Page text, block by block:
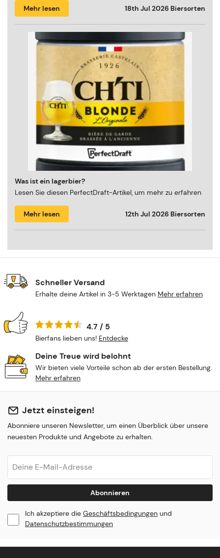
Mehr lesen 18th Jul 2026 Biersorten
Was ist ein lagerbier?
Lesen Sie diesen PerfectDraft-Artikel, um mehr zu erfahren
Mehr lesen 12th Jul 2026 Biersorten
Schneller Versand
Erhalte deine Artikel in 3-5 Werktagen Mehr erfahren
4.7 / 5
Bierfans lieben uns! Entdecke
Deine Treue wird belohnt
Wir bieten viele Vorteile schon ab der ersten Bestellung.
Mehr erfahren
Jetzt einsteigen!
Abonniere unseren Newsletter, um einen Überblick über unsere
neuesten Produkte und Angebote zu erhalten.
Abonnieren
Ich akzeptiere die Geschäftsbedingungen und
Datenschutzbestimmungen